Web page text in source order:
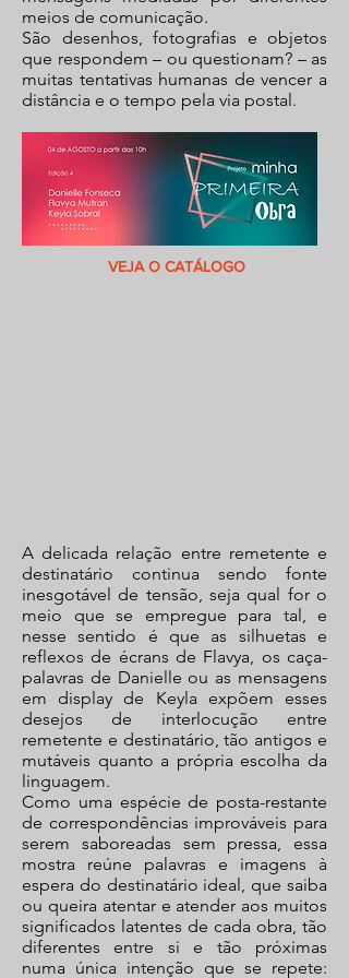
VEJA O CATÁLOGO
meios de comunicação.
São desenhos, fotografias e objetos
que respondem – ou questionam? – as
muitas tentativas humanas de vencer a
distância e o tempo pela via postal.
A delicada relação entre remetente e
destinatário continua sendo fonte
inesgotável de tensão, seja qual for o
meio que se empregue para tal, e
nesse sentido é que as silhuetas e
reflexos de écrans de Flavya, os caça-
palavras de Danielle ou as mensagens
em display de Keyla expõem esses
desejos de interlocução entre
remetente e destinatário, tão antigos e
mutáveis quanto a própria escolha da
linguagem.
Como uma espécie de posta-restante
de correspondências improváveis para
serem saboreadas sem pressa, essa
mostra reúne palavras e imagens à
espera do destinatário ideal, que saiba
ou queira atentar e atender aos muitos
significados latentes de cada obra, tão
diferentes entre si e tão próximas
numa única intenção que se repete: